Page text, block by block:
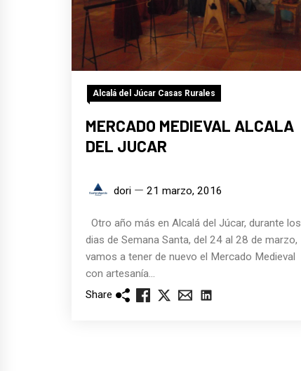
Alcalá del Júcar Casas Rurales
MERCADO MEDIEVAL ALCALA
DEL JUCAR
dori 21 marzo, 2016
Otro año más en Alcalá del Júcar, durante los
dias de Semana Santa, del 24 al 28 de marzo,
vamos a tener de nuevo el Mercado Medieval
con artesanía...
Share